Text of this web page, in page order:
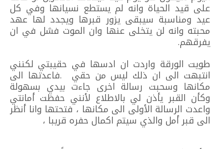
على قيد الحياة وانه لم يستطع نسيانها وفي كل
عيد ومناسبة سيبقى يزور قبرها ويجدد لها عهد
محبته وانه لن يتخلى عنها وان الموت فشل في ان
يفرقهم.
طويت الورقة واردت ان ادسها في حقيبتي لكنني
انتبهت الى ان ذلك ليس من حقي .فاعدتها الى
مكانها وسحبت رسالة اخرى جاءت بيدي بسهولة
وكأن القبر يأذن لي بالاطلاع لأنني حفظت أمانتي
واعدت الرسالة الأولى الى مكانها ، فتحتها وانا أنظر
الى قبر أمل والذي سيتم اكمال حفره قريبا ،